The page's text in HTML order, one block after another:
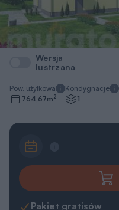
Wersja
lustrzana
Pow. użytkowa
764,67m2
Kondygnacje
1
Pakiet gratisów